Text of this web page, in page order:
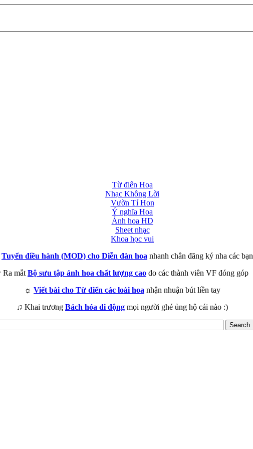
Từ điển Hoa
Nhạc Không Lời
Vườn Tí Hon
Ý nghĩa Hoa
Ảnh hoa HD
Sheet nhạc
Khoa học vui
Tuyển điều hành (MOD) cho Diễn đàn hoa nhanh chân đăng ký nha các bạn
Ra mắt Bộ sưu tập ảnh hoa chất lượng cao do các thành viên VF đóng góp
☼ Viết bài cho Từ điển các loài hoa nhận nhuận bút liền tay
♫ Khai trương Bách hóa di động mọi người ghé ủng hộ cái nào :)